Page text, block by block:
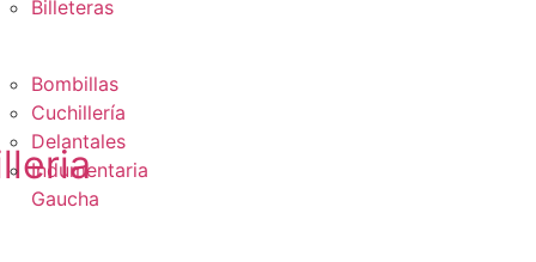
Billeteras
Bombillas
Cuchillería
Delantales
Indumentaria
Gaucha